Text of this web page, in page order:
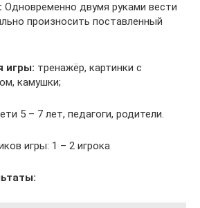
Одновременно двумя руками вести
произносить поставленный
игры: тренажёр, картинки с
камушки;
5 – 7 лет, педагоги, родители.
игры: 1 – 2 игрока